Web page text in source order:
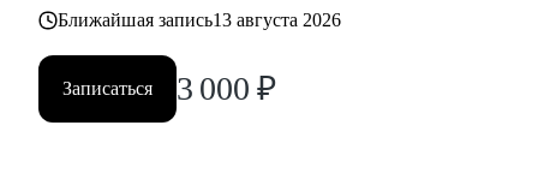
выбрать направление (СА/БА), требования рынка, как
строить карьеру в продукте/проекте/корпорации и какие
есть траектории развития
Ближайшая запись13 августа 2026
Записаться 3 000 ₽